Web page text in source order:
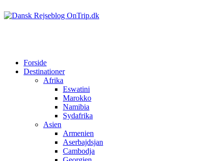
Forside
Destinationer
Afrika
Eswatini
Marokko
Namibia
Sydafrika
Asien
Armenien
Aserbajdsjan
Cambodja